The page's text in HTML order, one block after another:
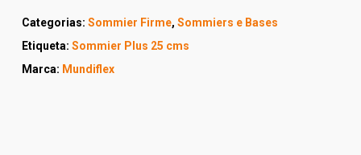
Categorias: Sommier Firme, Sommiers e Bases
Etiqueta: Sommier Plus 25 cms
Marca: Mundiflex